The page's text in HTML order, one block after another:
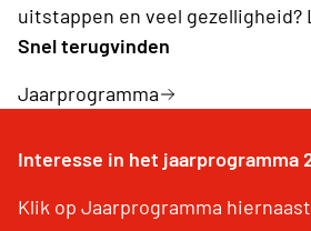
uitstappen en veel gezelligheid?
Snel terugvinden
Jaarprogramma
Interesse in het jaarprogramma
Klik op Jaarprogramma